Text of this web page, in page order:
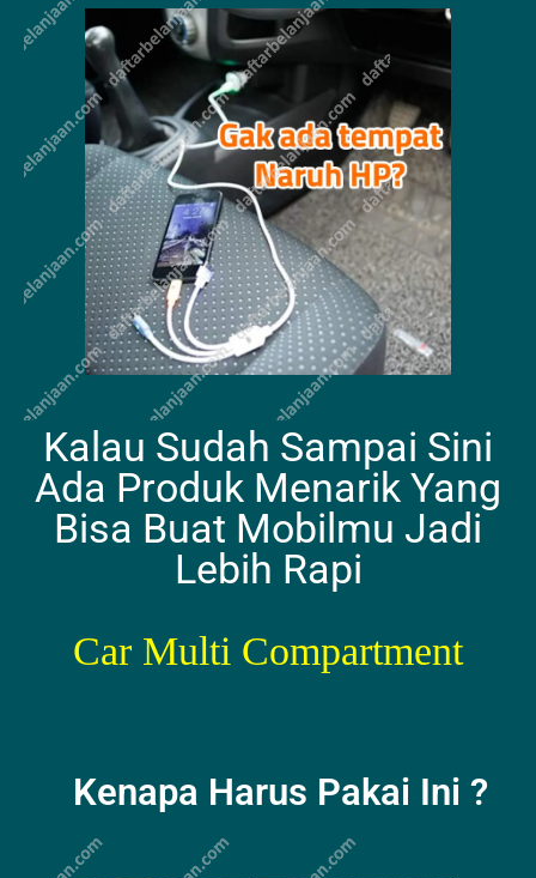
Kalau Sudah Sampai Sini
Ada Produk Menarik Yang
Bisa Buat Mobilmu Jadi
Lebih Rapi
Car Multi Compartment
Kenapa Harus Pakai Ini ?